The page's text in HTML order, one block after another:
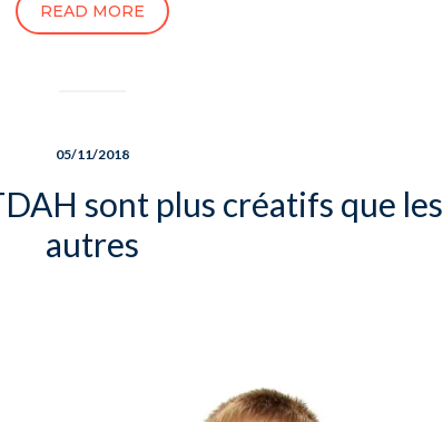
READ MORE
05/11/2018
sont plus créatifs que les
autres